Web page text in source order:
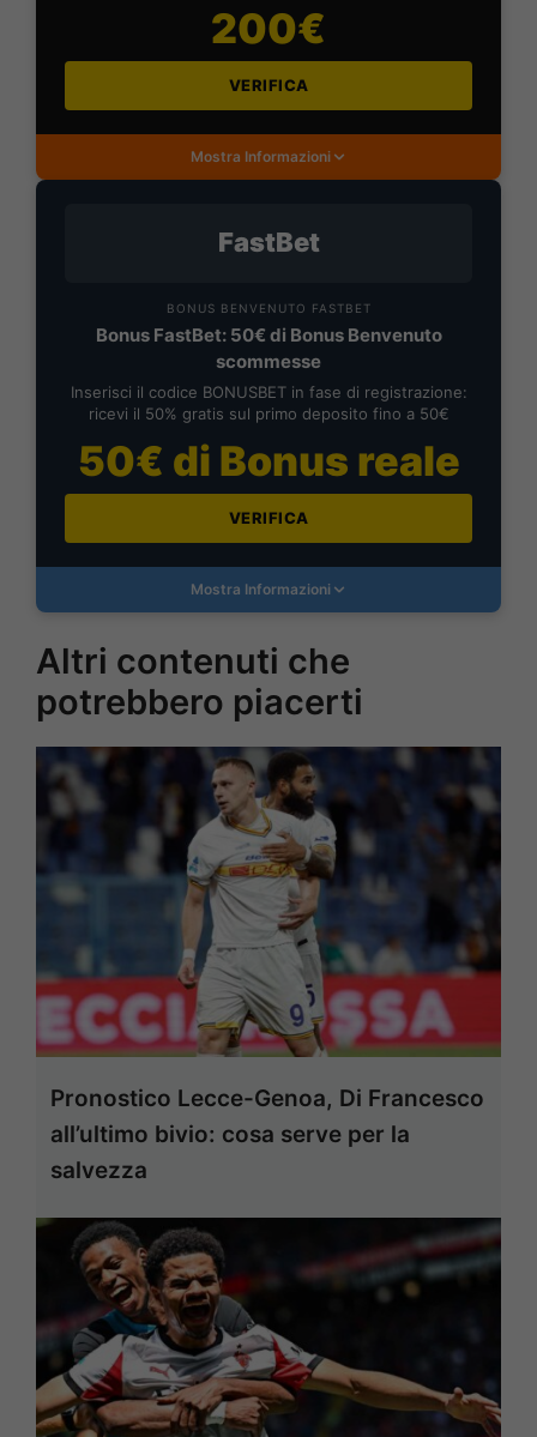
200€
VERIFICA
Mostra Informazioni
FastBet
BONUS BENVENUTO FASTBET
Bonus FastBet: 50€ di Bonus Benvenuto
scommesse
Inserisci il codice BONUSBET in fase di registrazione:
ricevi il 50% gratis sul primo deposito fino a 50€
50€ di Bonus reale
VERIFICA
Mostra Informazioni
Altri contenuti che
potrebbero piacerti
Pronostico Lecce-Genoa, Di Francesco
all’ultimo bivio: cosa serve per la
salvezza